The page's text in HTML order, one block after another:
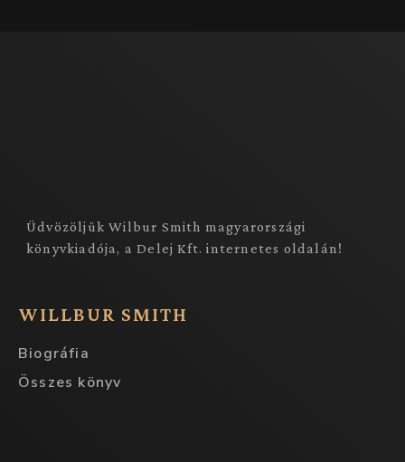
Üdvözöljük Wilbur Smith magyarországi
könyvkiadója, a Delej Kft. internetes oldalán!
WILLBUR SMITH
Biográfia
Összes könyv